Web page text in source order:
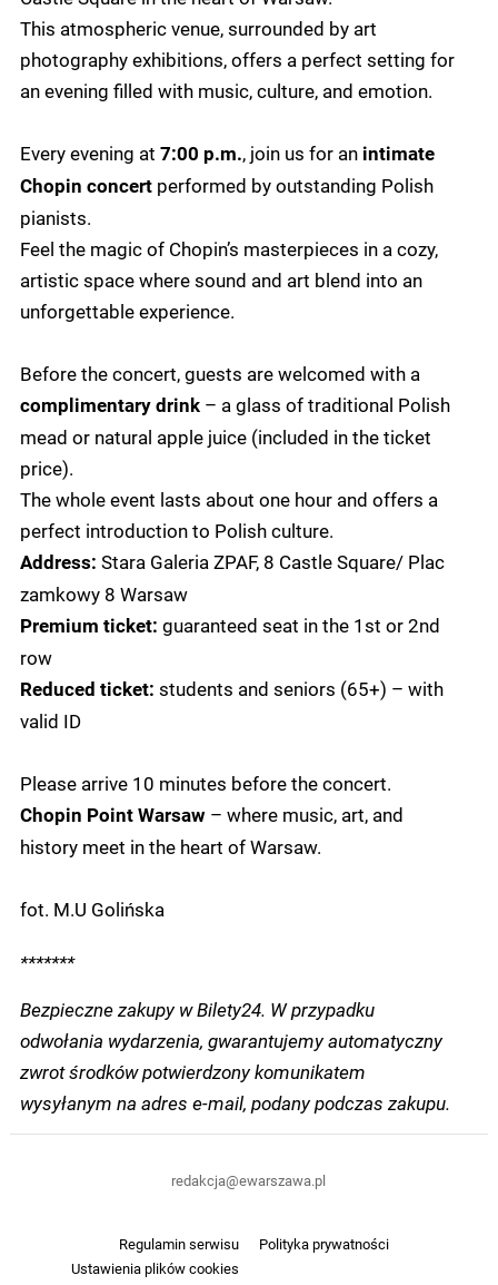
This atmospheric venue, surrounded by art
photography exhibitions, offers a perfect setting for
an evening filled with music, culture, and emotion.
Every evening at 7:00 p.m., join us for an intimate
Chopin concert performed by outstanding Polish
pianists.
Feel the magic of Chopin’s masterpieces in a cozy,
artistic space where sound and art blend into an
unforgettable experience.
Before the concert, guests are welcomed with a
complimentary drink – a glass of traditional Polish
mead or natural apple juice (included in the ticket
price).
The whole event lasts about one hour and offers a
perfect introduction to Polish culture.
Address: Stara Galeria ZPAF, 8 Castle Square/ Plac
zamkowy 8 Warsaw
Premium ticket: guaranteed seat in the 1st or 2nd
row
Reduced ticket: students and seniors (65+) – with
valid ID
Please arrive 10 minutes before the concert.
Chopin Point Warsaw – where music, art, and
history meet in the heart of Warsaw.
fot. M.U Golińska
*******
Bezpieczne zakupy w Bilety24. W przypadku
odwołania wydarzenia, gwarantujemy automatyczny
zwrot środków potwierdzony komunikatem
wysyłanym na adres e-mail, podany podczas zakupu.
Regulamin serwisu
Polityka prywatności
Ustawienia plików cookies
redakcja@ewarszawa.pl